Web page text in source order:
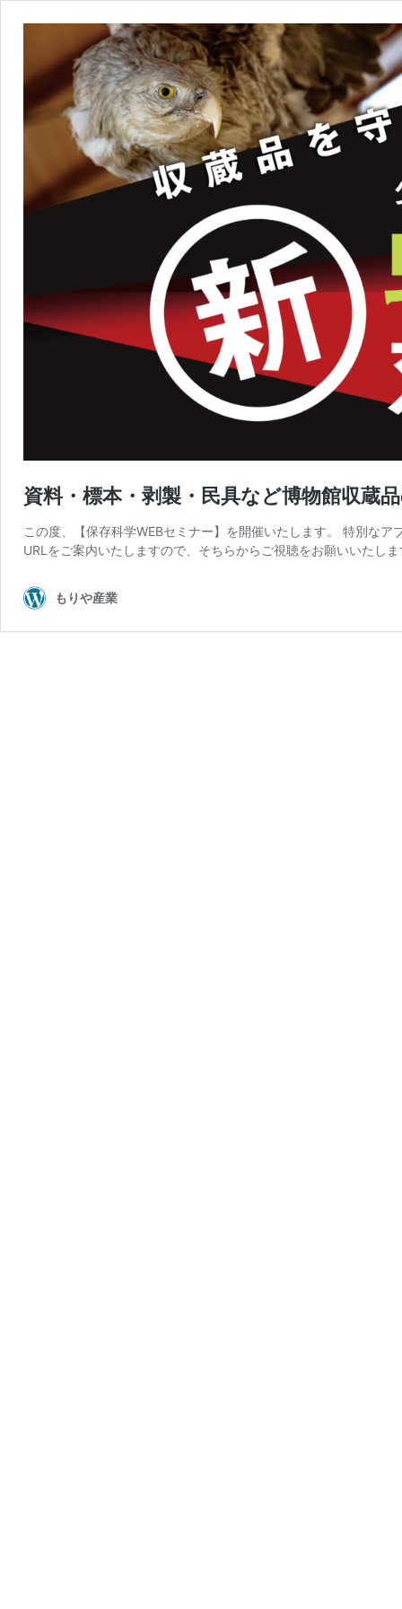
資料・標本・剥製・民具など博物館収蔵
この度、【保存科学WEBセミナー】を開催いたします。 特別な
URLをご案内いたしますので、そちらからご視聴をお願いいたし
もりや産業